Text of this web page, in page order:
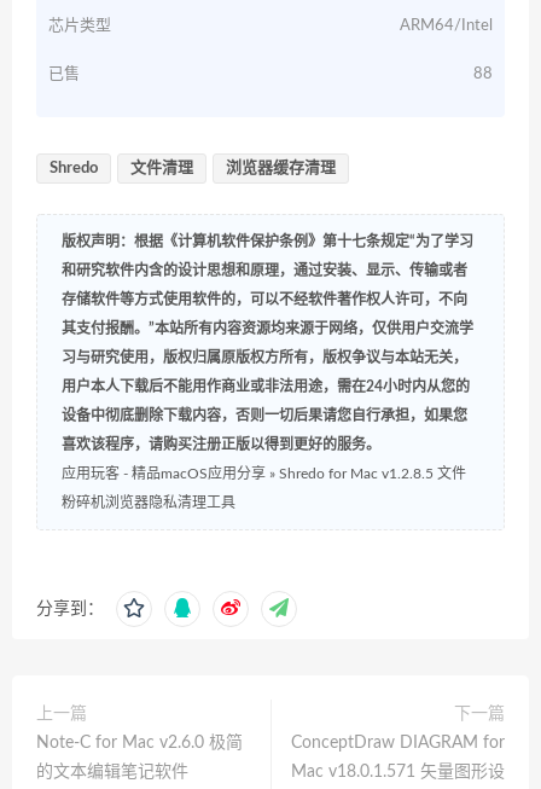
芯片类型 ARM64/Intel
已售 88
Shredo 文件清理 浏览器缓存清理
版权声明：根据《计算机软件保护条例》第十七条规定“为了学习
和研究软件内含的设计思想和原理，通过安装、显示、传输或者
存储软件等方式使用软件的，可以不经软件著作权人许可，不向
其支付报酬。”本站所有内容资源均来源于网络，仅供用户交流学
习与研究使用，版权归属原版权方所有，版权争议与本站无关，
用户本人下载后不能用作商业或非法用途，需在24小时内从您的
设备中彻底删除下载内容，否则一切后果请您自行承担，如果您
喜欢该程序，请购买注册正版以得到更好的服务。
应用玩客 - 精品macOS应用分享 » Shredo for Mac v1.2.8.5 文件
粉碎机浏览器隐私清理工具
分享到：
上一篇
Note-C for Mac v2.6.0 极简
的文本编辑笔记软件
下一篇
ConceptDraw DIAGRAM for
Mac v18.0.1.571 矢量图形设